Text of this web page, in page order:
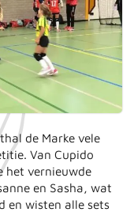
de Marke vele
Van Cupido
het vernieuwde
en Sasha, wat
en wisten alle sets